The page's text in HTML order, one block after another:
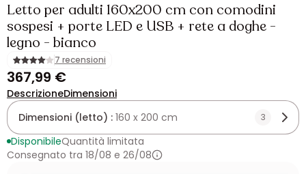
Letto per adulti 160x200 cm con comodini
sospesi + porte LED e USB + rete a doghe -
legno - bianco
7 recensioni
367,99 €
DescrizioneDimensioni
Dimensioni (letto) : 160 x 200 cm 3
DisponibileQuantità limitata
Consegnato tra 18/08 e 26/08